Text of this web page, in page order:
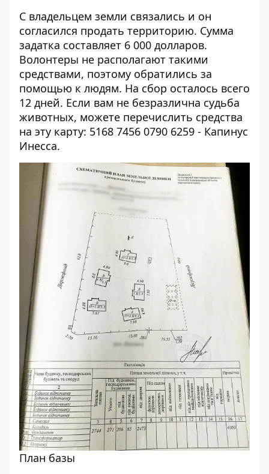
С владельцем земли связались и он
согласился продать территорию. Сумма
задатка составляет 6 000 долларов.
Волонтеры не располагают такими
средствами, поэтому обратились за
помощью к людям. На сбор осталось всего
12 дней. Если вам не безразлична судьба
животных, можете перечислить средства
на эту карту: 5168 7456 0790 6259 - Капинус
Инесса.
План базы